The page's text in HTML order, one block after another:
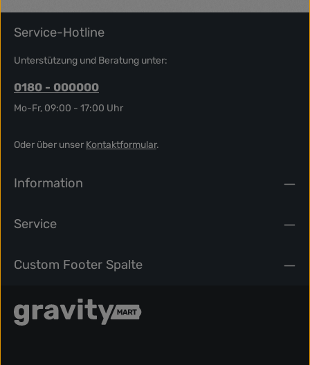
Service-Hotline
Unterstützung und Beratung unter:
0180 - 000000
Mo-Fr, 09:00 - 17:00 Uhr
Oder über unser Kontaktformular.
Information
Service
Custom Footer Spalte